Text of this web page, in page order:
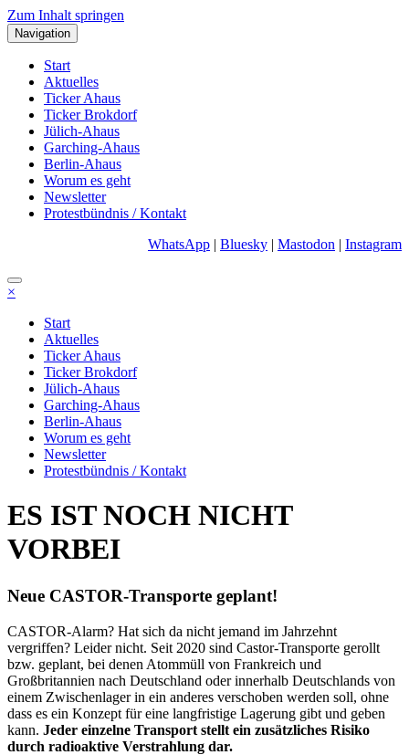
Zum Inhalt springen
Navigation
Start
Aktuelles
Ticker Ahaus
Ticker Brokdorf
Jülich-Ahaus
Garching-Ahaus
Berlin-Ahaus
Worum es geht
Newsletter
Protestbündnis / Kontakt
WhatsApp | Bluesky | Mastodon | Instagram
×
Start
Aktuelles
Ticker Ahaus
Ticker Brokdorf
Jülich-Ahaus
Garching-Ahaus
Berlin-Ahaus
Worum es geht
Newsletter
Protestbündnis / Kontakt
ES IST NOCH NICHT
VORBEI
Neue CASTOR-Transporte geplant!
CASTOR-Alarm? Hat sich da nicht jemand im Jahrzehnt
vergriffen? Leider nicht. Seit 2020 sind Castor-Transporte gerollt
bzw. geplant, bei denen Atommüll von Frankreich und
Großbritannien nach Deutschland oder innerhalb Deutschlands von
einem Zwischenlager in ein anderes verschoben werden soll, ohne
dass es ein Konzept für eine langfristige Lagerung gibt und geben
kann. Jeder einzelne Transport stellt ein zusätzliches Risiko
durch radioaktive Verstrahlung dar.